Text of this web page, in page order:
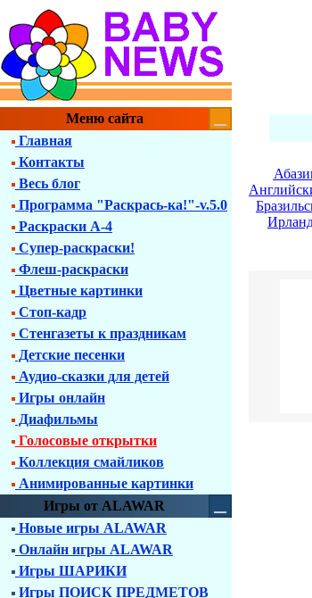
Меню сайта
Главная
Контакты
Весь блог
Программа "Раскрась-ка!"-v.5.0
Раскраски А-4
Супер-раскраски!
Флеш-раскраски
Цветные картинки
Стоп-кадр
Стенгазеты к праздникам
Детские песенки
Аудио-сказки для детей
Игры онлайн
Диафильмы
Голосовые открытки
Коллекция смайликов
Анимированные картинки
Игры от ALAWAR
Новые игры ALAWAR
Онлайн игры ALAWAR
Игры ШАРИКИ
Игры ПОИСК ПРЕДМЕТОВ